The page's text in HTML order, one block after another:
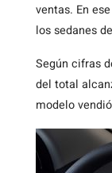
ventas. En
los sedanes
Según cifras
del total
modelo